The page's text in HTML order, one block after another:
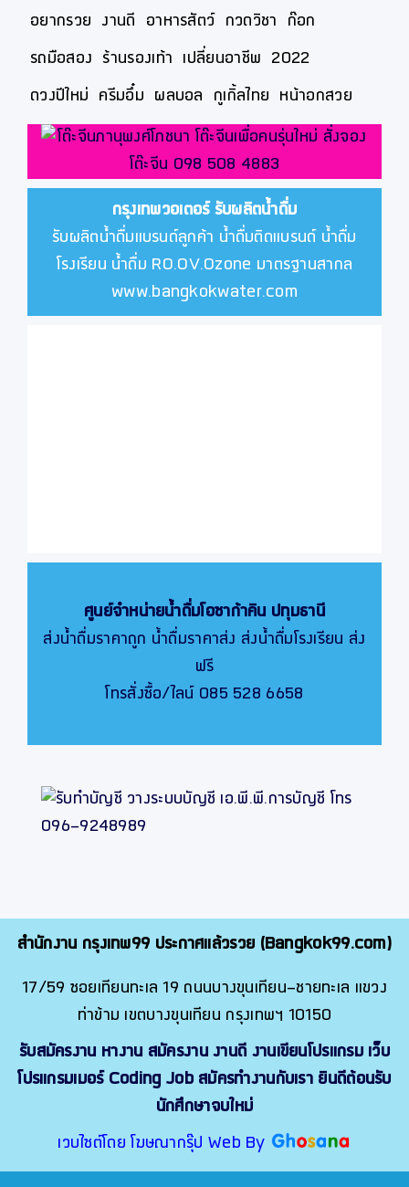
อยากรวย งานดี อาหารสัตว์ กวดวิชา ก๊อก
รถมือสอง ร้านรองเท้า เปลี่ยนอาชีพ 2022
ดวงปีใหม่ ครีมอึ๋ม ผลบอล กูเกิ้ลไทย หน้าอกสวย
กรุงเทพวอเตอร์ รับผลิตน้ำดื่ม
รับผลิตน้ำดื่มแบรนด์ลูกค้า น้ำดื่มติดแบรนด์ น้ำดื่ม
โรงเรียน น้ำดื่ม RO.OV.Ozone มาตรฐานสากล
www.bangkokwater.com
ศูนย์จำหน่ายน้ำดื่มโอซาก้าคิน ปทุมธานี
ส่งน้ำดื่มราคาถูก น้ำดื่มราคาส่ง ส่งน้ำดื่มโรงเรียน ส่ง
ฟรี
โทรสั่งซื้อ/ไลน์ 085 528 6658
สำนักงาน กรุงเทพ99 ประกาศแล้วรวย (Bangkok99.com)
17/59 ซอยเทียนทะเล 19 ถนนบางขุนเทียน-ชายทะเล แขวง
ท่าข้าม เขตบางขุนเทียน กรุงเทพฯ 10150
รับสมัครงาน หางาน สมัครงาน งานดี งานเขียนโปรแกรม เว็บ
โปรแกรมเมอร์ Coding Job สมัครทำงานกับเรา ยินดีต้อนรับ
นักศึกษาจบใหม่
เวบไซต์โดย โฆษณากรุ๊ป Web By